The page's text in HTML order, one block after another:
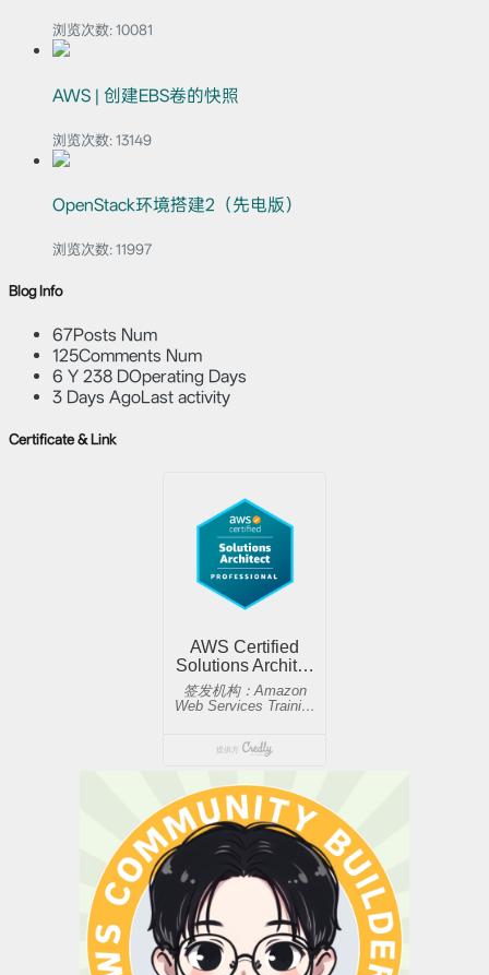
浏览次数: 10081
AWS | 创建EBS卷的快照
浏览次数: 13149
OpenStack环境搭建2（先电版）
浏览次数: 11997
Blog Info
67Posts Num
125Comments Num
6 Y 238 DOperating Days
3 Days AgoLast activity
Certificate & Link